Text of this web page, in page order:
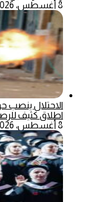
8 أغسطس، 2026
الاحتلال
اطلاق كثيف
8 أغسطس، 2026